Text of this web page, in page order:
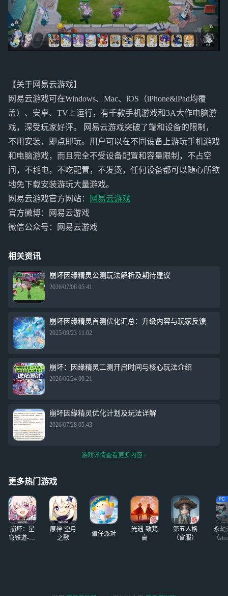
【关于网易云游戏】
网易云游戏可在Windows、Mac、iOS（iPhone&iPad均覆
盖）、安卓、TV上运行，有千款手机游戏和3A大作电脑游
戏，深受玩家好评。 网易云游戏突破了端和设备的限制，
不用安装，即点即玩。用户可以在不同设备上游玩手机游戏
和电脑游戏，而且完全不受设备配置和容量限制，不占空
间，不耗电，不吃配置，不发烫，任何设备都可以随心所欲
地免下载安装游玩大量游戏。
网易云游戏官方网站：
网易云游戏
官方微博：网易云游戏
微信公众号：网易云游戏
相关资讯
崩坏因缘精灵公测玩法解析及期待建议
2026/07/08 05:41
崩坏因缘精灵首测优化汇总：升级内容与玩家反馈
2025/09/23 11:02
崩坏：因缘精灵二测开启时间与核心玩法介绍
2026/06/24 00:21
崩坏因缘精灵优化计划及玩法详解
2026/07/28 05:43
游戏详情查看更多内容
更多热门游戏
崩坏：星
穹铁道-4.4
原神·空月
之歌
蛋仔派对
光遇-致梵
高
第五人格
（官服）
永劫
（